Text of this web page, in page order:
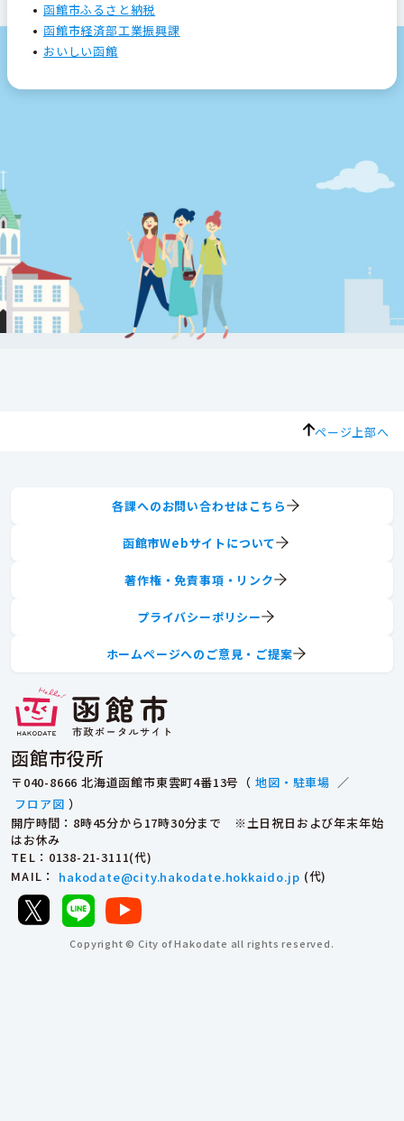
函館市ふるさと納税
函館市経済部工業振興課
おいしい函館
ページ上部へ
函館市役所
〒040-8666 北海道函館市東雲町4番13号（ 地図・駐車場 ／
フロア図 ）
開庁時間：8時45分から17時30分まで ※土日祝日および年末年始
はお休み
TEL ：0138-21-3111(代)
MAIL ： hakodate@city.hakodate.hokkaido.jp (代)
各課へのお問い合わせはこちら
函館市Webサイトについて
著作権・免責事項・リンク
プライバシーポリシー
ホームページへのご意見・ご提案
Copyright © City of Hakodate all rights reserved.